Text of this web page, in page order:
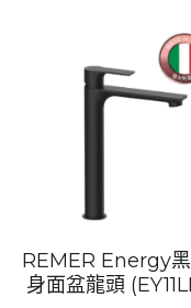
搜索
REMER Energy
身面盆龍頭
面盆龍頭
Well Bloom Italy
REMER